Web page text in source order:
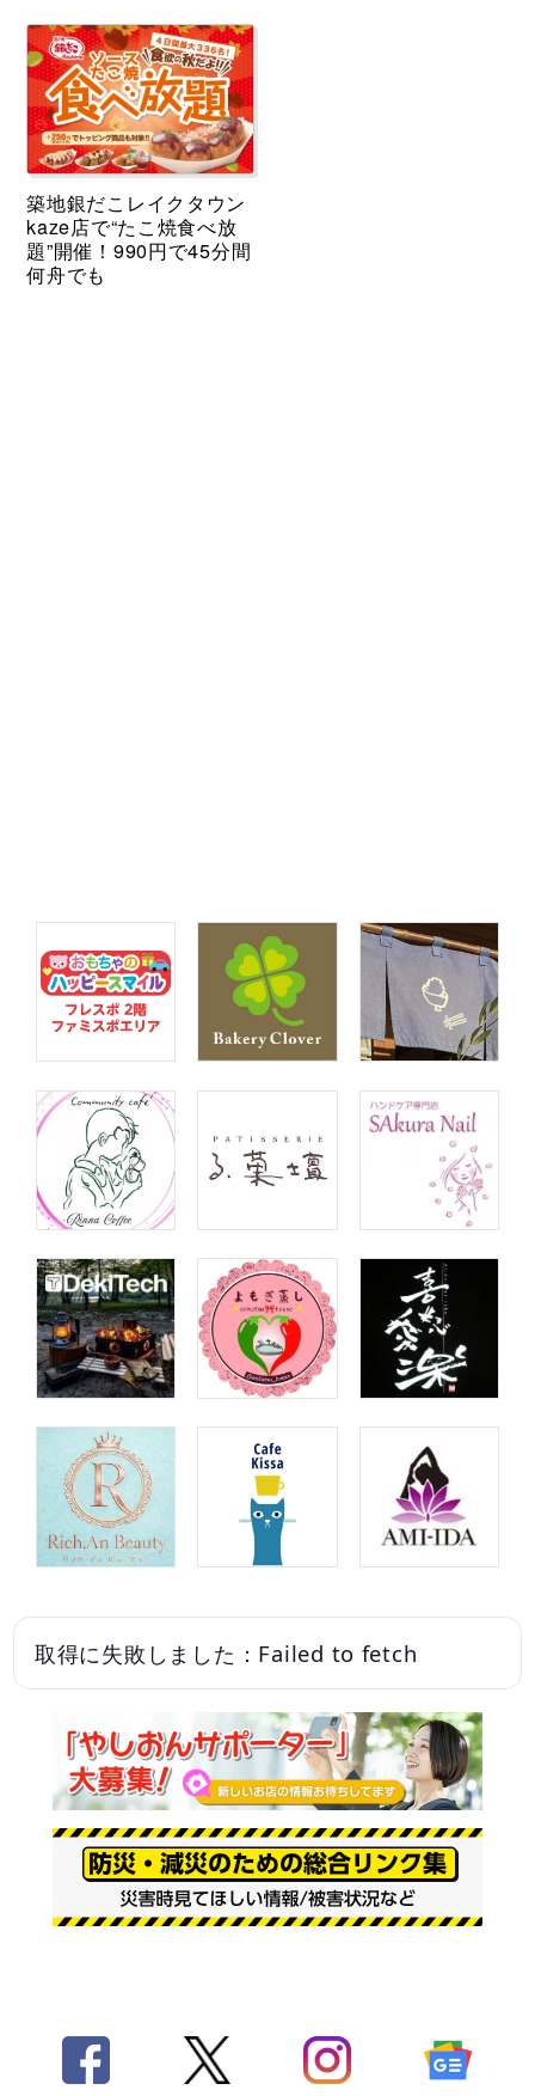
築地銀だこレイクタウン
kaze店で“たこ焼食べ放
題”開催！990円で45分間
何舟でも
取得に失敗しました：Failed to fetch